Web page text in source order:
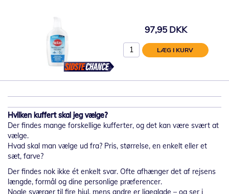
97,95 DKK
LÆG I KURV
Hvilken kuffert skal jeg vælge?
Der findes mange forskellige kufferter, og det kan være svært at
vælge.
Hvad skal man vælge ud fra? Pris, størrelse, en enkelt eller et
sæt, farve?
Der findes nok ikke ét enkelt svar. Ofte afhænger det af rejsens
længde, formål og dine personlige præferencer.
Nogle sværger til fire hjul, mens andre er ligeglade – og ser i